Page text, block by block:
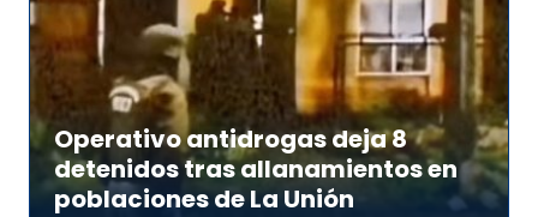
Operativo antidrogas deja 8
detenidos tras allanamientos en
poblaciones de La Unión